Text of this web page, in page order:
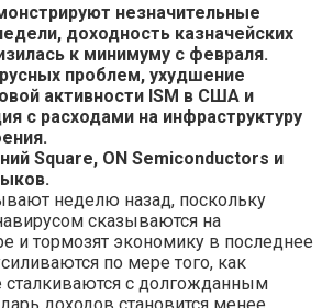
незначительные
доходность казначейских
к минимуму с февраля.
проблем, ухудшение
активности ISM в США и
с расходами на инфраструктуру
Square, ON Semiconductors и
неделю назад, поскольку
сказываются на
и тормозят экономику в последнее
по мере того, как
сталкиваются с долгожданным